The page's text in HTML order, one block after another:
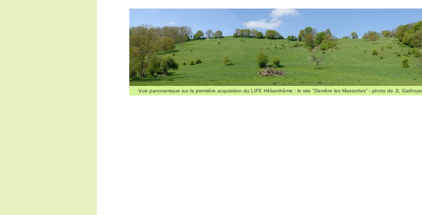
Vue panoramique sur la première acquisition du LIFE Hélianthème : le site "Derrière les Massottes" - photo de JL Gathoye